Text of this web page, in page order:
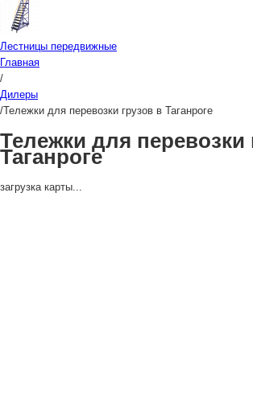
Лестницы передвижные
Главная
/
Дилеры
/Тележки для перевозки грузов в Таганроге
Тележки для перевозки
Таганроге
загрузка карты...